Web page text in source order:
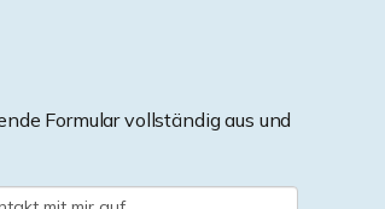
Formular vollständig aus und